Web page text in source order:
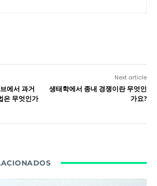
에서 과거
은 무엇인가
Next article
생태학에서 종내 경쟁이란 무엇인
가요?